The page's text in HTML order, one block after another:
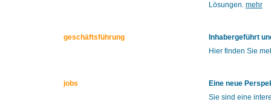
Lösungen. mehr
geschäftsführung
Inhabergeführt
Hier finden Sie
jobs
Eine neue
Sie sind eine